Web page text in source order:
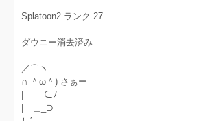
Splatoon2.ランク.27
ダウニー消去済み
／⌒ヽ
∩ ＾ω＾) さぁー
| ⊂ﾉ
| ＿_⊃